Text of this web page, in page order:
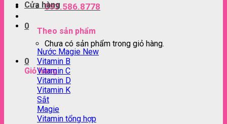
093.586.8778
0
Chưa có sản phẩm trong giỏ hàng.
0
Giỏ hàng
Cửa hàng
Theo sản phẩm
Nước Magie
Vitamin B
Vitamin C
Vitamin D
Vitamin K
Sắt
Magie
Vitamin tổng hợp